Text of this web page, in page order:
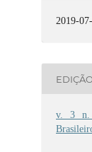
2019-
v. 3 n.